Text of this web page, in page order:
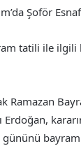
Şoför
tatili ile ilgili
Ramazan
gününü